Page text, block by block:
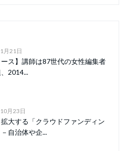
月21日
ース】講師は87世代の女性編集者
2014...
月23日
大する「クラウドファンディン
自治体や企...